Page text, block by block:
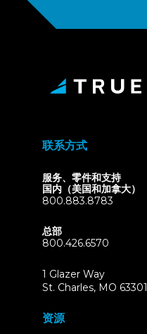
联系方式
服务、零件和支持
国内（美国和加拿大）
800.883.8783
总部
800.426.6570
1 Glazer Way
St. Charles, MO 63301
资源